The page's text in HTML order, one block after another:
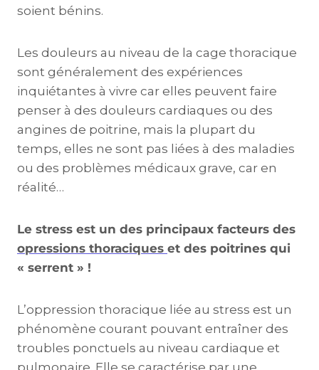
soient bénins.
Les douleurs au niveau de la cage thoracique
sont généralement des expériences
inquiétantes à vivre car elles peuvent faire
penser à des douleurs cardiaques ou des
angines de poitrine, mais la plupart du
temps, elles ne sont pas liées à des maladies
ou des problèmes médicaux grave, car en
réalité…
Le stress est un des principaux facteurs des
opressions thoraciques et des poitrines qui
« serrent » !
L’oppression thoracique liée au stress est un
phénomène courant pouvant entraîner des
troubles ponctuels au niveau cardiaque et